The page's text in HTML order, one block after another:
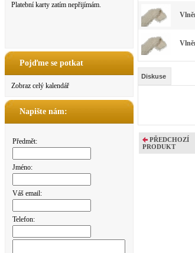
Platební karty zatím nepřijímám.
Pojďme se potkat
Zobraz celý kalendář
Napište nám:
Předmět:
Jméno:
Váš email:
Telefon:
Diskuse
PŘEDCHOZÍ
PRODUKT